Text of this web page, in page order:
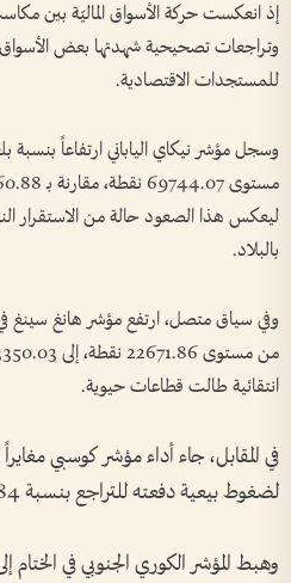
إذ انعكست حركة الأسواق الماليّة بين
وتراجعات تصحيحية شهدتها بعض
للمستجدات الاقتصادية.
ليعكس هذا الصعود حالة من الاستقرار
بالبلاد.
انتقائية طالت قطاعات حيوية.
في المقابل، جاء أداء مؤشر كوسبي مغايراً
لضغوط بيعية دفعته للتراجع بنسبة 3.84 %.